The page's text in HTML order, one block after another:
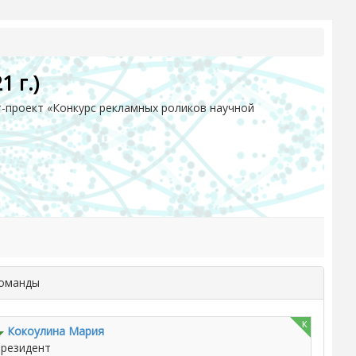
г.)
«Конкурс рекламных роликов научной
к
Кокоулина Мария